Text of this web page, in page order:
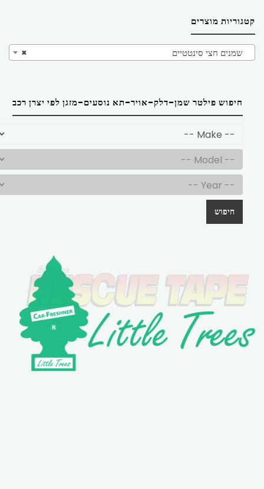
קטגוריות מוצרים
× שמנים חצי סינטטיים
חיפוש פילטר שמן-דלק-אויר-תא נוסעים-מזגן לפי יצרן רכב
חיפוש